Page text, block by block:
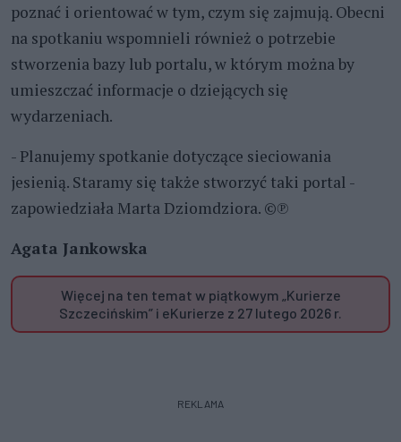
poznać i orientować w tym, czym się zajmują. Obecni
na spotkaniu wspomnieli również o potrzebie
stworzenia bazy lub portalu, w którym można by
umieszczać informacje o dziejących się
wydarzeniach.
- Planujemy spotkanie dotyczące sieciowania
jesienią. Staramy się także stworzyć taki portal -
zapowiedziała Marta Dziomdziora. ©℗
Agata Jankowska
Więcej na ten temat w piątkowym „Kurierze
Szczecińskim” i eKurierze z 27 lutego 2026 r.
REKLAMA